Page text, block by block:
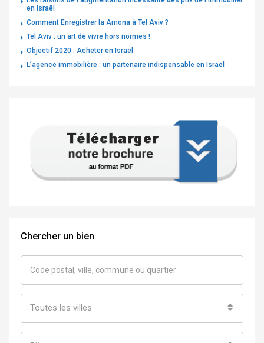
en Israël
Comment Enregistrer la Arnona à Tel Aviv ?
Tel Aviv : un art de vivre hors normes !
Objectif 2020 : Acheter en Israël
L’agence immobilière : un partenaire indispensable en Israël
Chercher un bien
Toutes les villes